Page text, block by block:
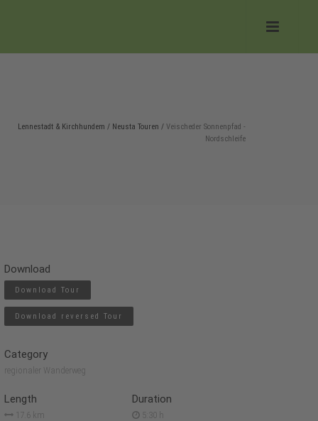
Lennestadt & Kirchhundem / Neusta Touren / Veischeder Sonnenpfad -
Nordschleife
Download
Download Tour
Download reversed Tour
Category
regionaler Wanderweg
Length
17.6 km
Duration
5:30 h